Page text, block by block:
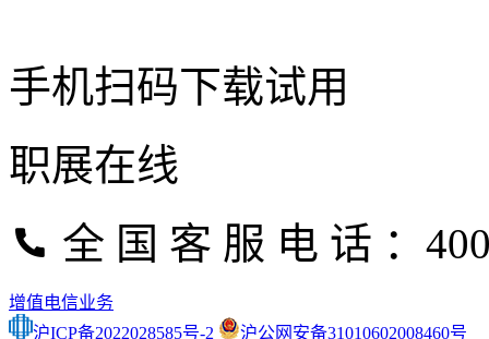
手机扫码下载试用
职展在线
全 国 客 服 电 话 ：
增值电信业务
沪ICP备2022028585号-2
沪公网安备31010602008460号